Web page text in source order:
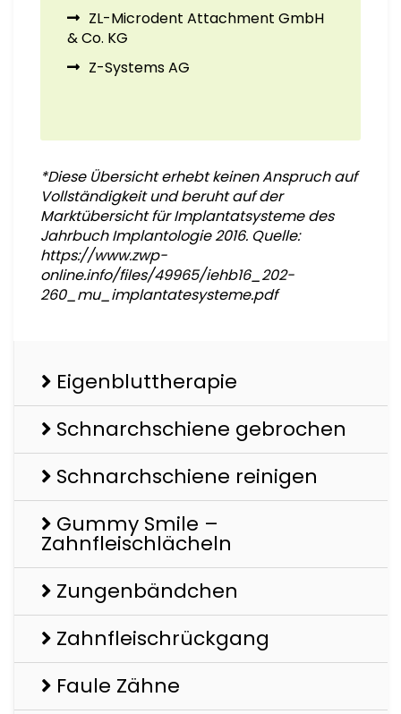
ZL-Microdent Attachment GmbH
& Co. KG
Z-Systems AG
*Diese Übersicht erhebt keinen Anspruch auf
Vollständigkeit und beruht auf der
Marktübersicht für Implantatsysteme des
Jahrbuch Implantologie 2016. Quelle:
https://www.zwp-
online.info/files/49965/iehb16_202-
260_mu_implantatesysteme.pdf
Eigenbluttherapie
Schnarchschiene gebrochen
Schnarchschiene reinigen
Gummy Smile –
Zahnfleischlächeln
Zungenbändchen
Zahnfleischrückgang
Faule Zähne